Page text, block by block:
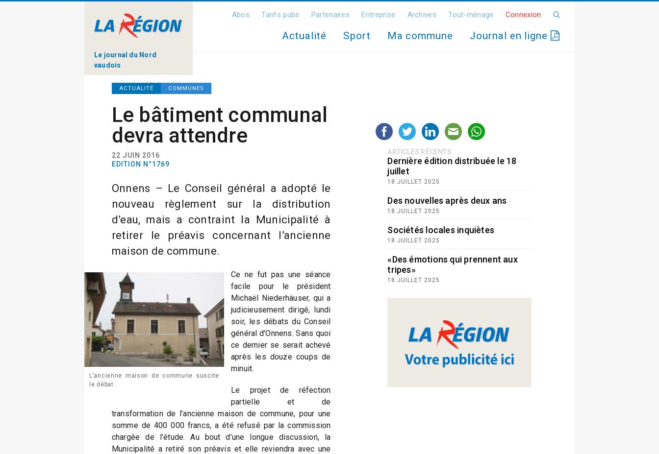
Le journal du Nord
vaudois
Abos Tarifs pubs Partenaires Entreprise Archives Tout-ménage Connexion
Actualité Sport Ma commune Journal en ligne
ACTUALITÉ COMMUNES
Le bâtiment communal
devra attendre
22 JUIN 2016
EDITION N°1769
Onnens – Le Conseil général a adopté le
nouveau règlement sur la distribution
d’eau, mais a contraint la Municipalité à
retirer le préavis concernant l’ancienne
maison de commune.
L’ancienne maison de commune suscite
le débat.
Ce ne fut pas une séance
facile pour le président
Michaël Niederhäuser, qui a
judicieusement dirigé, lundi
soir, les débats du Conseil
général d’Onnens. Sans quoi
ce dernier se serait achevé
après les douze coups de
minuit.
Le projet de réfection
partielle et de
transformation de l’ancienne maison de commune, pour une
somme de 400 000 francs, a été refusé par la commission
chargée de l’étude. Au bout d’une longue discussion, la
Municipalité a retiré son préavis et elle reviendra avec une
ARTICLES RÉCENTS
Dernière édition distribuée le 18
juillet
18 JUILLET 2025
Des nouvelles après deux ans
18 JUILLET 2025
Sociétés locales inquiètes
18 JUILLET 2025
«Des émotions qui prennent aux
tripes»
18 JUILLET 2025